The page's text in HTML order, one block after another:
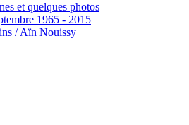
et quelques photos
1965 - 2015
/ Aïn Nouissy